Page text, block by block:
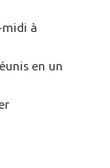
à
en un